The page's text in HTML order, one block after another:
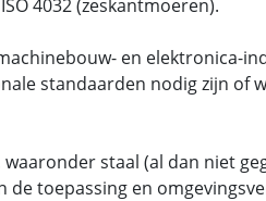
4032 (zeskantmoeren).
en elektronica-
standaarden nodig zijn of
staal (al dan niet
de toepassing en